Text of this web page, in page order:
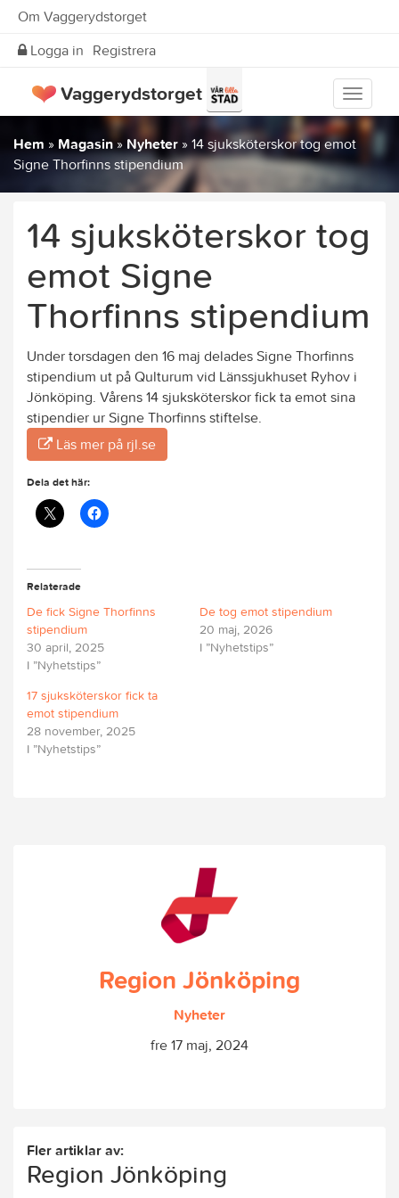
Om Vaggerydstorget
Logga in Registrera
Visa
meny
Vaggerydstorget
Hem » Magasin» Nyheter » 14 sjuksköterskor tog emot
Signe Thorfinns stipendium
14 sjuksköterskor tog
emot Signe
Thorfinns stipendium
Under torsdagen den 16 maj delades Signe Thorfinns
stipendium ut på Qulturum vid Länssjukhuset Ryhov i
Jönköping. Vårens 14 sjuksköterskor fick ta emot sina
stipendier ur Signe Thorfinns stiftelse.
Läs mer på rjl.se
Dela det här:
Relaterade
De fick Signe Thorfinns
stipendium
30 april, 2025
I ”Nyhetstips”
De tog emot stipendium
20 maj, 2026
I ”Nyhetstips”
17 sjuksköterskor fick ta
emot stipendium
28 november, 2025
I ”Nyhetstips”
Region Jönköping
Nyheter
fre 17 maj, 2024
Fler artiklar av:
Region Jönköping